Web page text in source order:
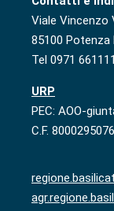
Viale Vincenzo
85100 Potenza
Tel 0971 661111
URP
PEC: AOO-
C.F.